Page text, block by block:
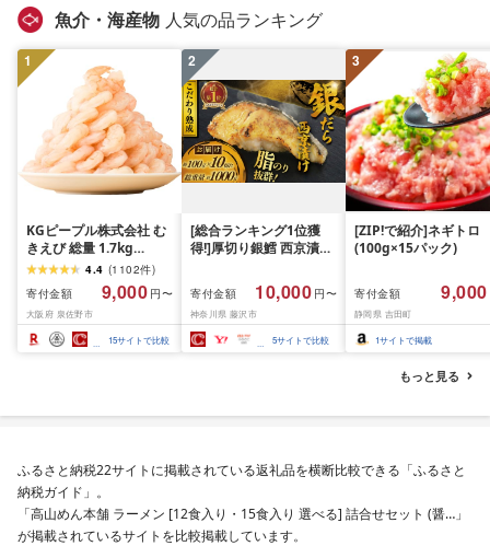
魚介・海産物 人気の品ランキング
1
KGピープル株式会社 む
きえび 総量 1.7kg
(850g×2P) 特大 5Lサイ
ズ バナメイエビ バラ凍
結 下処理不要 サイズ不
揃い 訳あり
4.4 (1102件)
寄付金額
9,000 円〜
大阪府 泉佐野市
15サイトで比較
2
[総合ランキング1位獲
得!]厚切り銀鱈 西京漬け
約 1,000g (約 100g × 10
切) 西京味噌 西京みそ 味
噌漬け みそ 味噌 鮮魚 魚
介 銀だら 銀ダラ ギンダ
ラ ぎんだら 鱈 タラ 魚
礼品 おかず おつまみ お
南 藤沢
寄付金額 10,000 円〜
神奈川県 藤沢市
5サイトで比較
3
[ZIP!で紹介]ネギトロ
(100g×15パック)
寄付金額 9,000
静岡県 吉田町
1サイトで掲載
もっと見る
ふるさと納税22サイトに掲載されている返礼品を横断比較できる「ふるさと
納税ガイド」。
「高山めん本舗 ラーメン [12食入り・15食入り 選べる] 詰合せセット (醤…」
が掲載されているサイトを比較掲載しています。